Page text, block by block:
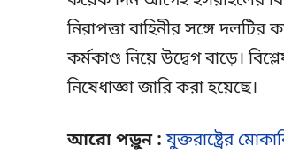
নিরাপত্তা বাহিনীর সঙ্গে
কর্মকাণ্ড নিয়ে উদ্বেগ বাড়ে।
নিষেধাজ্ঞা জারি করা হয়েছে।
আরো পড়ুন :যুক্তরাষ্ট্রের